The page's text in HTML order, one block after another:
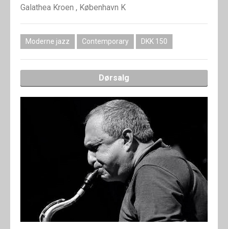
Om fonden
SHOP
Galathea Kroen , København K
Moderne jazz Contemporary DKK 150
Dørsalg